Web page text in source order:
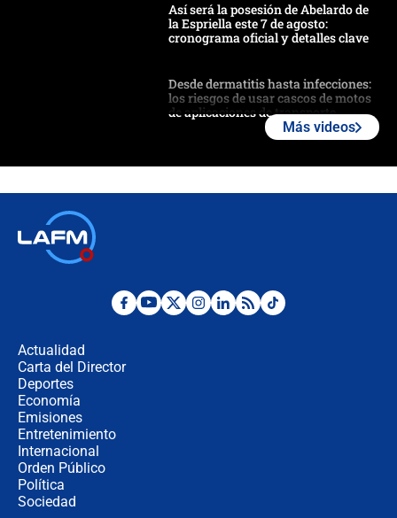
Así será la posesión de Abelardo de
la Espriella este 7 de agosto:
cronograma oficial y detalles clave
Desde dermatitis hasta infecciones:
los riesgos de usar cascos de motos
de aplicaciones de transporte
Posesión de Abelardo De La Espriella
Más videos
Actualidad
Carta del Director
Deportes
Economía
Emisiones
Entretenimiento
Internacional
Orden Público
Política
Sociedad